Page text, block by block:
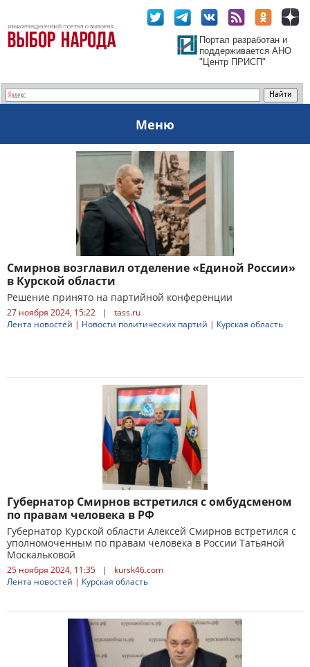
Портал разработан и
поддерживается АНО
"Центр ПРИСП"
Меню
Смирнов возглавил отделение «Единой России»
в Курской области
Решение принято на партийной конференции
27 ноября 2024, 15:22 |
tass.ru
Лента новостей | Новости политических партий | Курская область
Губернатор Смирнов встретился с омбудсменом
по правам человека в РФ
Губернатор Курской области Алексей Смирнов встретился с
уполномоченным по правам человека в России Татьяной
Москальковой
25 ноября 2024, 11:35 |
kursk46.com
Лента новостей | Курская область